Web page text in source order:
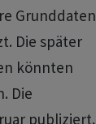
Grunddaten
Die später
könnten
Die
publiziert.